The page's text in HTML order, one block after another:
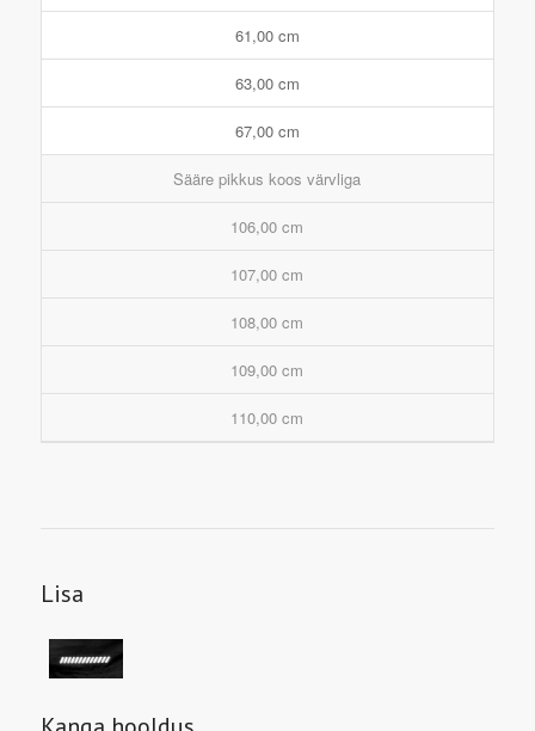
61,00 cm
63,00 cm
67,00 cm
Sääre pikkus koos värvliga
106,00 cm
107,00 cm
108,00 cm
109,00 cm
110,00 cm
Lisa